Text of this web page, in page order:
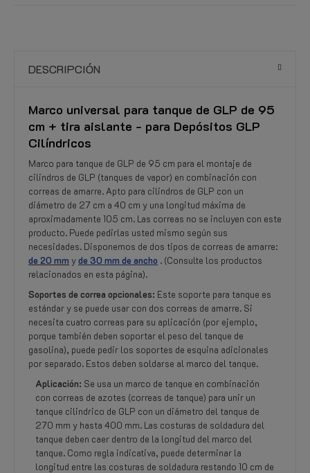
DESCRIPCIÓN
Marco universal para tanque de GLP de 95
cm + tira aislante - para Depósitos GLP
Cilíndricos
Marco para tanque de GLP de 95 cm para el montaje de
cilindros de GLP (tanques de vapor) en combinación con
correas de amarre. Apto para cilindros de GLP con un
diámetro de 27 cm a 40 cm y una longitud máxima de
aproximadamente 105 cm. Las correas no se incluyen con este
producto. Puede pedirlas usted mismo según sus
necesidades. Disponemos de dos tipos de correas de amarre:
de 20 mm yde 30 mm de ancho . (Consulte los productos
relacionados en esta página).
Soportes de correa opcionales: Este soporte para tanque es
estándar y se puede usar con dos correas de amarre. Si
necesita cuatro correas para su aplicación (por ejemplo,
porque también deben soportar el peso del tanque de
gasolina), puede pedir los soportes de esquina adicionales
por separado. Estos deben soldarse al marco del tanque.
Aplicación: Se usa un marco de tanque en combinación
con correas de azotes (correas de tanque) para unir un
tanque cilindrico de GLP con un diámetro del tanque de
270 mm y hasta 400 mm. Las costuras de soldadura del
tanque deben caer dentro de la longitud del marco del
tanque. Como regla indicativa, puede determinar la
longitud entre las costuras de soldadura restando 10 cm de